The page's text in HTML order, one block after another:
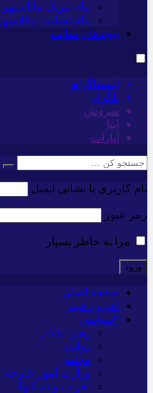
پیام تبریک ماناسپهر
پیام تسلیت ماناسپهر
پیوندهای سایت
اینستاگرام
تلگرام
سروش
ایتا
آپارات
نام کاربری یا نشانی ایمیل
رمز عبور
مرا به خاطر بسپار
صفحه اصلی
آخرین اخبار
*سیاسی
رهبر انقلاب
دولت
مجلس
وزارت امور خارجه
احزاب و تشکلها